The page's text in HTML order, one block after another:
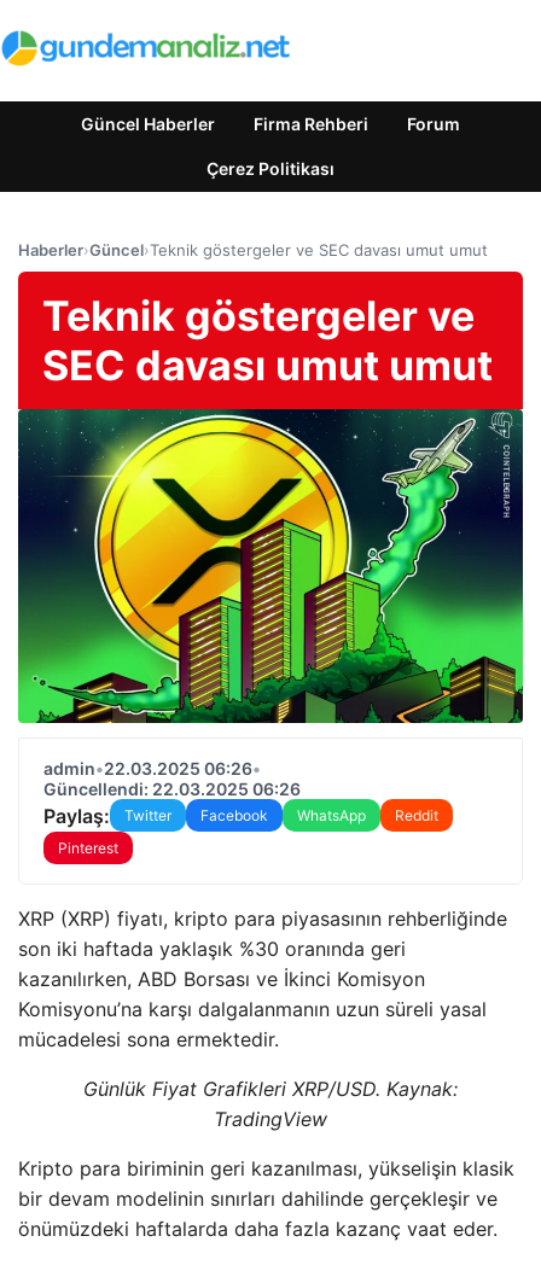
Güncel Haberler Firma Rehberi Forum
Çerez Politikası
Haberler›Güncel›Teknik göstergeler ve SEC davası umut umut
Teknik göstergeler ve
SEC davası umut umut
admin•22.03.2025 06:26•
Güncellendi: 22.03.2025 06:26
Paylaş: Twitter Facebook WhatsApp
Reddit
Pinterest
XRP (XRP) fiyatı, kripto para piyasasının rehberliğinde
son iki haftada yaklaşık %30 oranında geri
kazanılırken, ABD Borsası ve İkinci Komisyon
Komisyonu’na karşı dalgalanmanın uzun süreli yasal
mücadelesi sona ermektedir.
Günlük Fiyat Grafikleri XRP/USD. Kaynak:
TradingView
Kripto para biriminin geri kazanılması, yükselişin klasik
bir devam modelinin sınırları dahilinde gerçekleşir ve
önümüzdeki haftalarda daha fazla kazanç vaat eder.